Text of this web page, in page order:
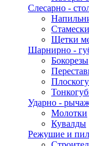
Слесарно -
Стамески
Щетки
Шарнирно -
Бокорезы
Ударно -
Молотки
Кувалды
Режушие и